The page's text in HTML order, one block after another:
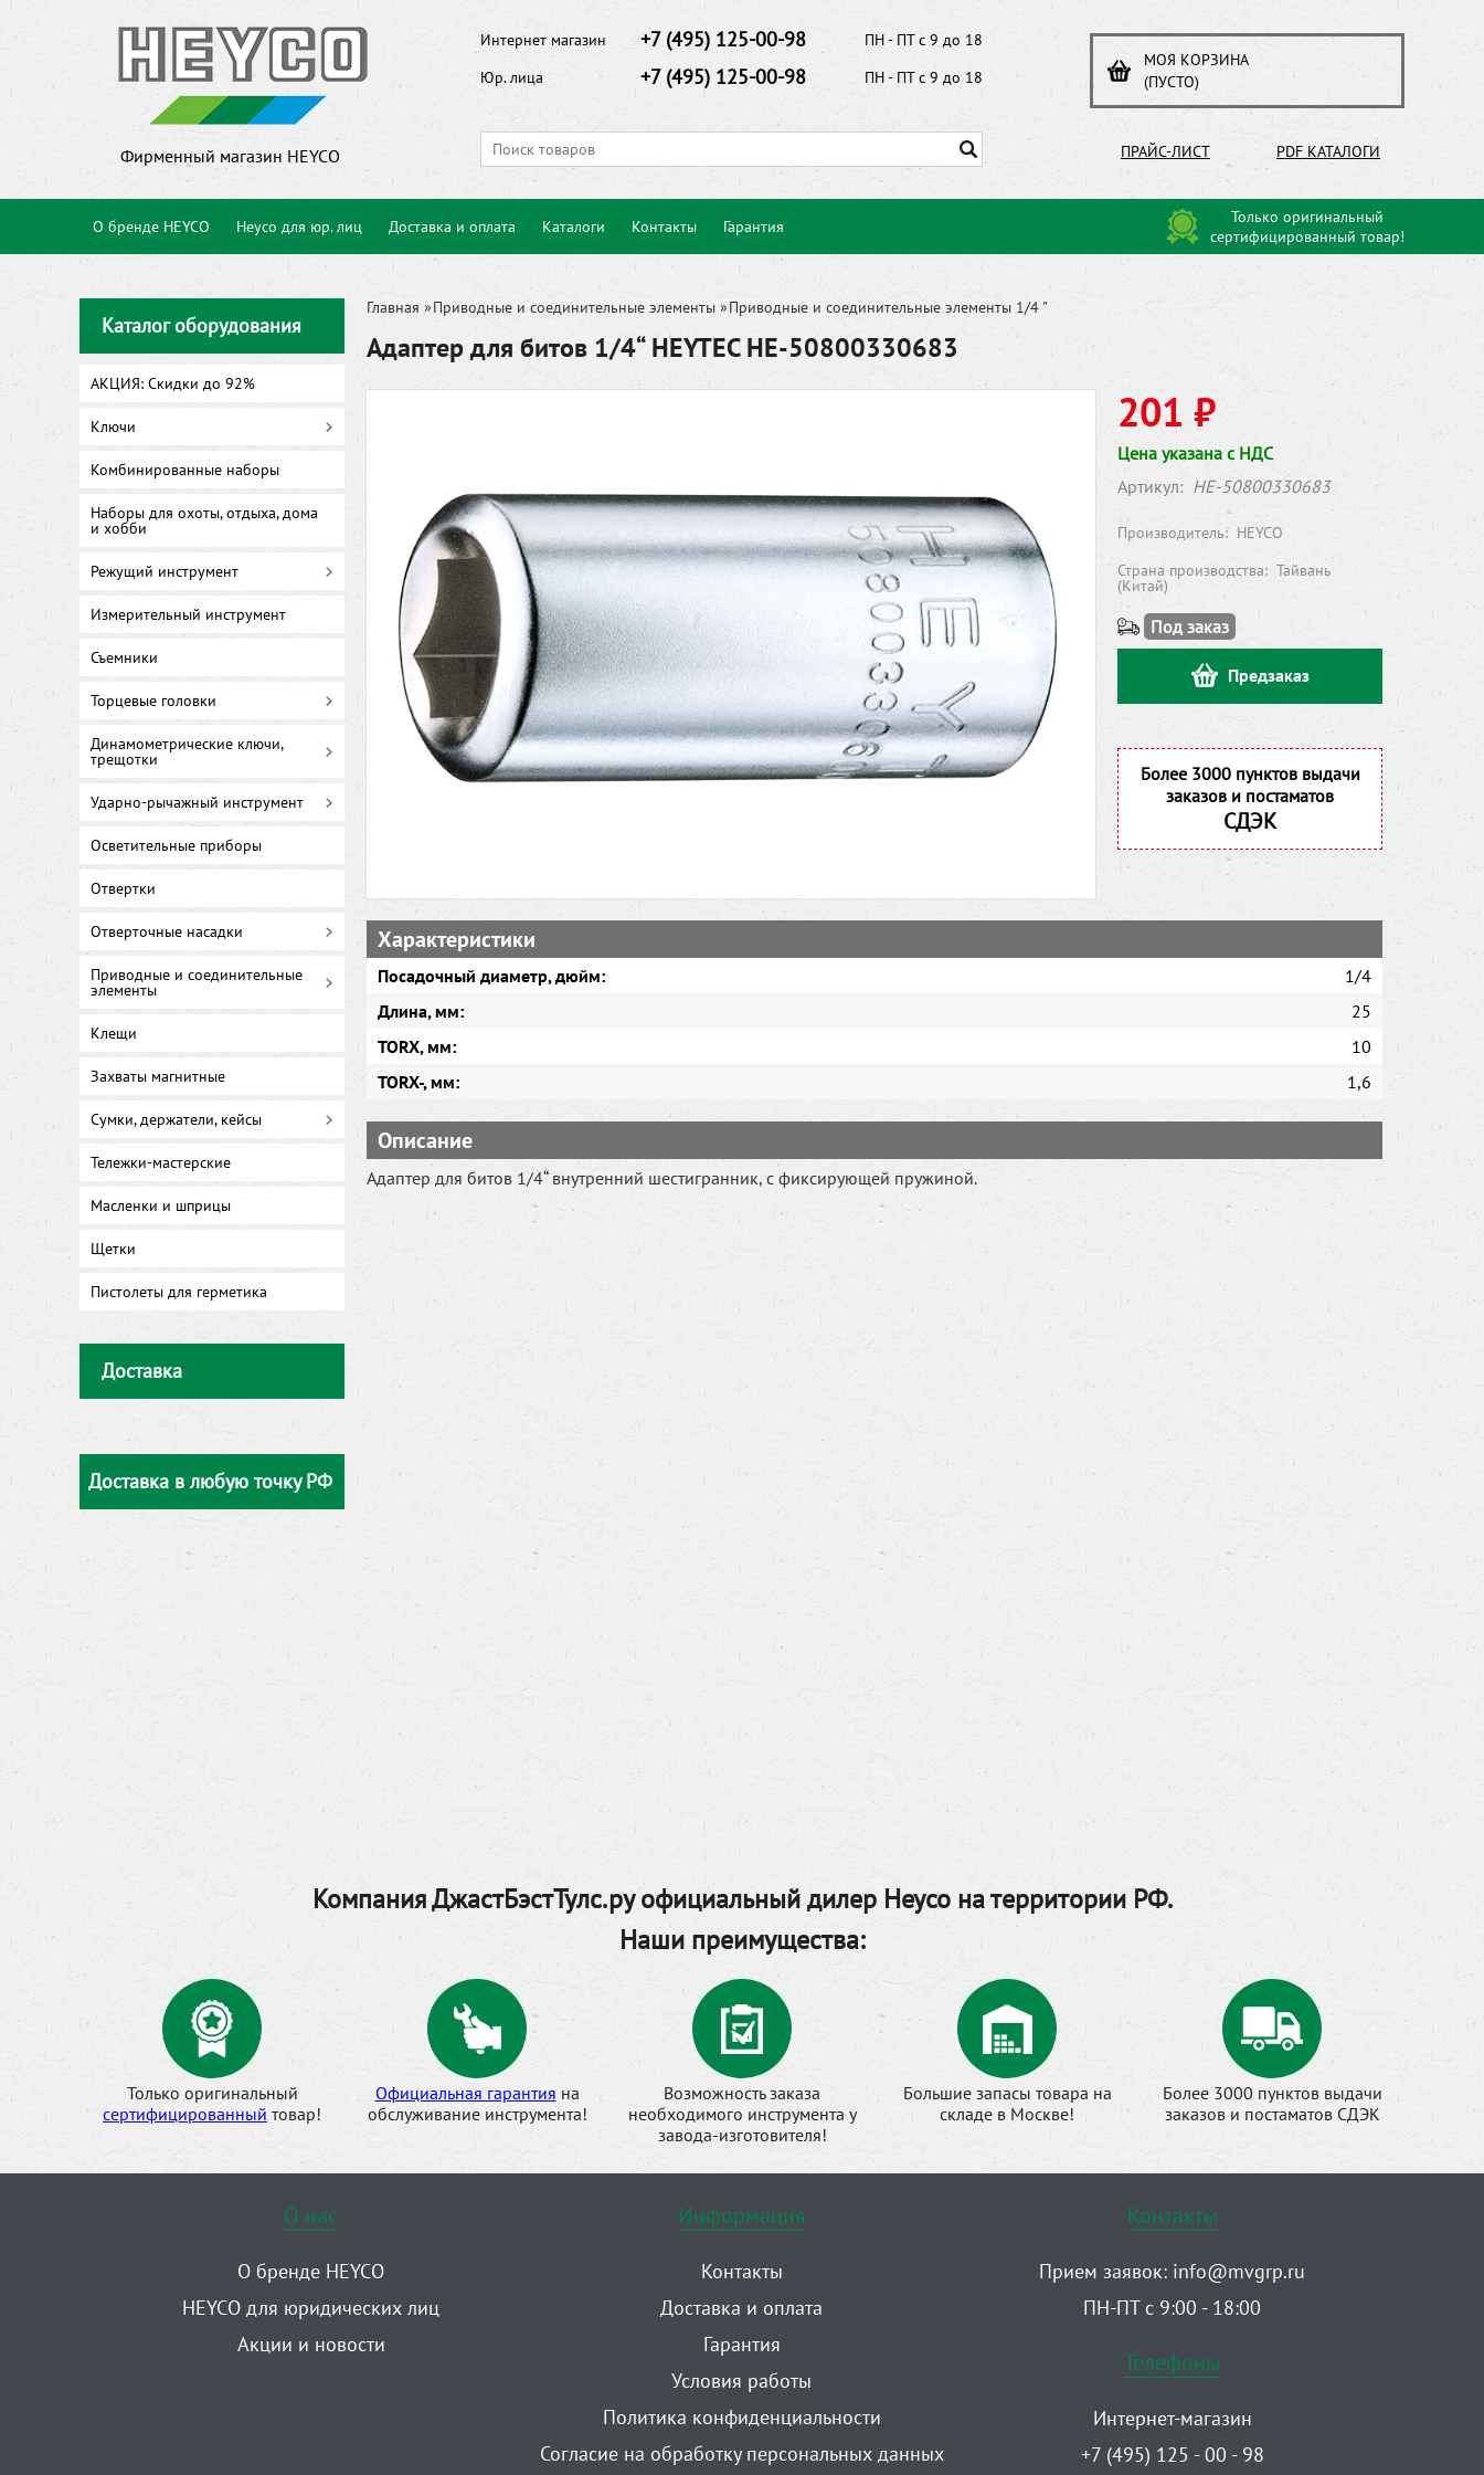
Фирменный магазин HEYCO
Интернет магазин +7 (495) 125-00-98
ПН - ПТ с 9 до 18
Юр. лица
+7 (495) 125-00-98 ПН - ПТ с 9 до 18
МОЯ КОРЗИНА
(ПУСТО)
ПРАЙС-ЛИСТ PDF КАТАЛОГИ
О бренде HEYCO Heyco для юр. лиц Доставка и оплата Каталоги Контакты Гарантия
Только оригинальный
сертифицированный товар!
Каталог оборудования
АКЦИЯ: Скидки до 92%
Ключи
Комбинированные наборы
Наборы для охоты, отдыха, дома
и хобби
Режущий инструмент
Измерительный инструмент
Съемники
Торцевые головки
Динамометрические ключи,
трещотки
Ударно-рычажный инструмент
Осветительные приборы
Отвертки
Отверточные насадки
Приводные и соединительные
элементы
Клещи
Захваты магнитные
Сумки, держатели, кейсы
Тележки-мастерские
Масленки и шприцы
Щетки
Пистолеты для герметика
Доставка
Доставка в любую точку РФ
Главная »Приводные и соединительные элементы »Приводные и соединительные элементы 1/4 "
Адаптер для битов 1/4“ HEYTEC HE-50800330683
201 ₽
Цена указана с НДС
Артикул: HE-50800330683
Производитель: HEYCO
Страна производства: Тайвань
(Китай)
Под заказ
Предзаказ
Более 3000 пунктов выдачи
заказов и постаматов
СДЭК
Характеристики
Посадочный диаметр, дюйм:
1/4
Длина, мм:
25
TORX, мм:
10
TORX-, мм:
1,6
Описание
Адаптер для битов 1/4“ внутренний шестигранник, с фиксирующей пружиной.
Компания ДжастБэстТулс.ру официальный дилер Heyco на территории РФ.
Наши преимущества:
Только оригинальный
сертифицированный товар!
Официальная гарантия на
обслуживание инструмента!
Возможность заказа
необходимого инструмента у
завода-изготовителя!
Большие запасы товара на
складе в Москве!
Более 3000 пунктов выдачи
заказов и постаматов СДЭК
О нас
О бренде HEYCO
HEYCO для юридических лиц
Акции и новости
Информация
Контакты
Доставка и оплата
Гарантия
Условия работы
Политика конфиденциальности
Согласие на обработку персональных данных
Контакты
Прием заявок: info@mvgrp.ru
ПН-ПТ с 9:00 - 18:00
Телефоны
Интернет-магазин
+7 (495) 125 - 00 - 98